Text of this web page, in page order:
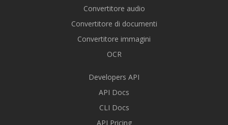
Convertitore audio
Convertitore di documenti
Convertitore immagini
OCR
Developers API
API Docs
CLI Docs
API Pricing